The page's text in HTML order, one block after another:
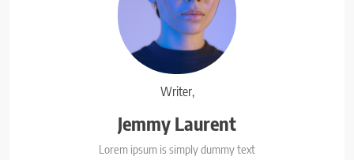
Writer,
Jemmy Laurent
Lorem ipsum is simply dummy text